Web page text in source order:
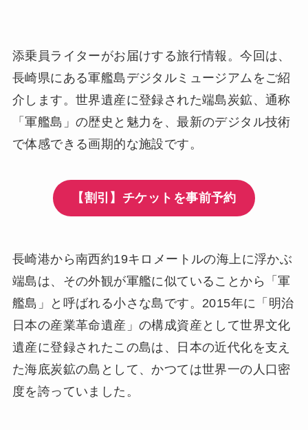
添乗員ライターがお届けする旅行情報。今回は、
長崎県にある軍艦島デジタルミュージアムをご紹
介します。世界遺産に登録された端島炭鉱、通称
「軍艦島」の歴史と魅力を、最新のデジタル技術
で体感できる画期的な施設です。
【割引】チケットを事前予約
長崎港から南西約19キロメートルの海上に浮かぶ
端島は、その外観が軍艦に似ていることから「軍
艦島」と呼ばれる小さな島です。2015年に「明治
日本の産業革命遺産」の構成資産として世界文化
遺産に登録されたこの島は、日本の近代化を支え
た海底炭鉱の島として、かつては世界一の人口密
度を誇っていました。